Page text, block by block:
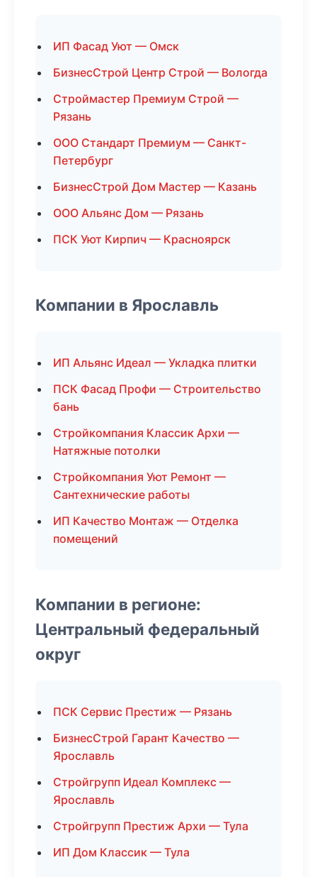
ИП Фасад Уют — Омск
БизнесСтрой Центр Строй — Вологда
Строймастер Премиум Строй —
Рязань
ООО Стандарт Премиум — Санкт-
Петербург
БизнесСтрой Дом Мастер — Казань
ООО Альянс Дом — Рязань
ПСК Уют Кирпич — Красноярск
Компании в Ярославль
ИП Альянс Идеал — Укладка плитки
ПСК Фасад Профи — Строительство
бань
Стройкомпания Классик Архи —
Натяжные потолки
Стройкомпания Уют Ремонт —
Сантехнические работы
ИП Качество Монтаж — Отделка
помещений
Компании в регионе:
Центральный федеральный
округ
ПСК Сервис Престиж — Рязань
БизнесСтрой Гарант Качество —
Ярославль
Стройгрупп Идеал Комплекс —
Ярославль
Стройгрупп Престиж Архи — Тула
ИП Дом Классик — Тула